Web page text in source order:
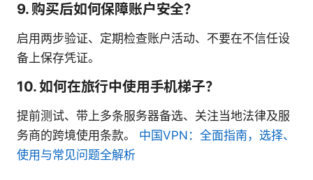
9. 购买后如何保障账户安全？
启用两步验证、定期检查账户活动、不要在不信任设
备上保存凭证。
10. 如何在旅行中使用手机梯子？
提前测试、带上多条服务器备选、关注当地法律及服
务商的跨境使用条款。 中国VPN：全面指南，选择、
使用与常见问题全解析